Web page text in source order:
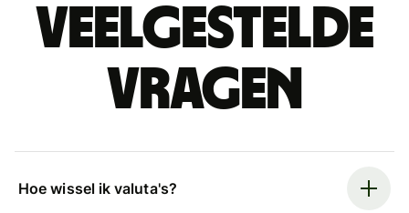
Veelgestelde
vragen
Hoe wissel ik valuta's?